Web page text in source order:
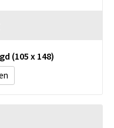
(105 x 148)